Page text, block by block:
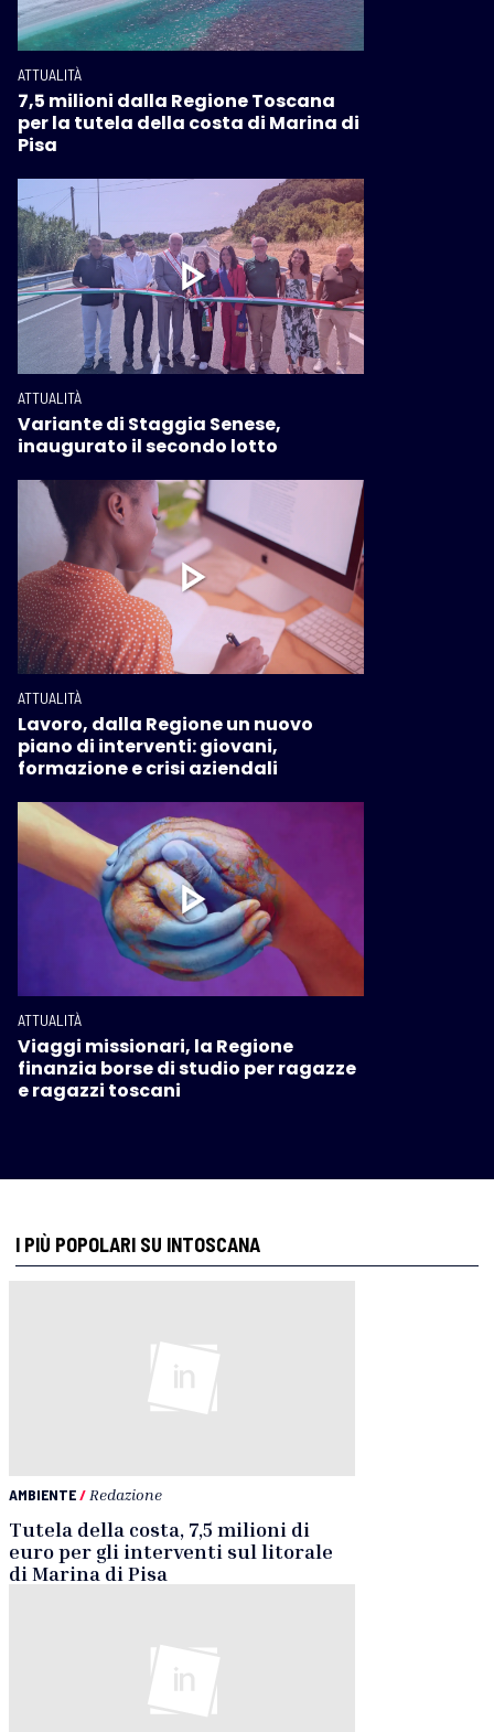
ATTUALITÀ
7,5 milioni dalla Regione Toscana
per la tutela della costa di Marina di
Pisa
ATTUALITÀ
Variante di Staggia Senese,
inaugurato il secondo lotto
ATTUALITÀ
Lavoro, dalla Regione un nuovo
piano di interventi: giovani,
formazione e crisi aziendali
ATTUALITÀ
Viaggi missionari, la Regione
finanzia borse di studio per ragazze
e ragazzi toscani
I PIÙ POPOLARI SU INTOSCANA
AMBIENTE/ Redazione
Tutela della costa, 7,5 milioni di
euro per gli interventi sul litorale
di Marina di Pisa